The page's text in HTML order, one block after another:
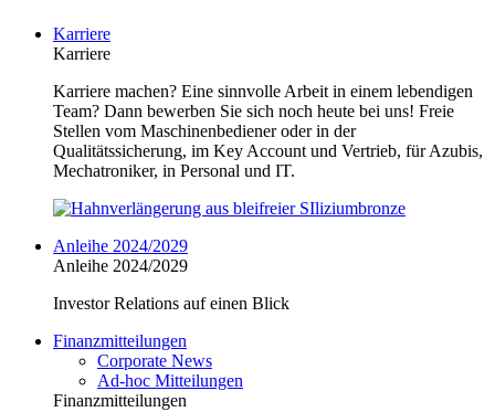
Karriere
Karriere
Karriere machen? Eine sinnvolle Arbeit in einem lebendigen
Team? Dann bewerben Sie sich noch heute bei uns! Freie
Stellen vom Maschinenbediener oder in der
Qualitätssicherung, im Key Account und Vertrieb, für Azubis,
Mechatroniker, in Personal und IT.
Anleihe 2024/2029
Anleihe 2024/2029
Investor Relations auf einen Blick
Finanzmitteilungen
Corporate News
Ad-hoc Mitteilungen
Finanzmitteilungen